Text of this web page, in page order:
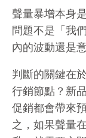
聲量暴增本身
問題不是「我
內的波動還是
判斷的關鍵在
行銷節點？新
促銷都會帶來
之，如果聲量